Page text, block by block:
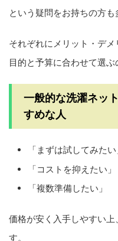
という疑問をお持ちの方も
それぞれにメリット・デ
目的と予算に合わせて選ぶ
一般的な洗濯ネッ
すめな人
「まずは試してみたい
「コストを抑えたい」
「複数準備したい」
価格が安く入手しやすい
す。